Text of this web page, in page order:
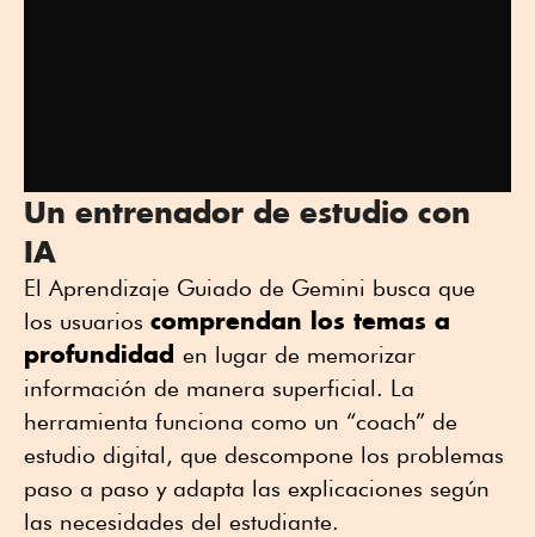
Un entrenador de estudio con
IA
El Aprendizaje Guiado de Gemini busca que
los usuarios comprendan los temas a
profundidad en lugar de memorizar
información de manera superficial. La
herramienta funciona como un “coach” de
estudio digital, que descompone los problemas
paso a paso y adapta las explicaciones según
las necesidades del estudiante.